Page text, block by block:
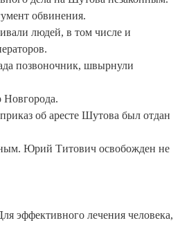
обвинения.
людей, в том числе и
позвоночник, швырнули
Новгорода.
об аресте Шутова был отдан
Юрий Титович освобожден не
эффективного лечения человека,